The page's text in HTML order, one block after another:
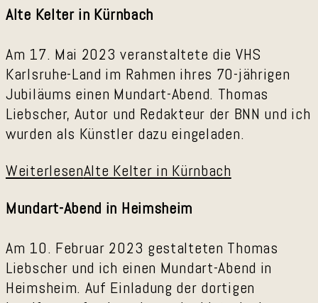
Alte Kelter in Kürnbach
Am 17. Mai 2023 veranstaltete die VHS
Karlsruhe-Land im Rahmen ihres 70-jährigen
Jubiläums einen Mundart-Abend. Thomas
Liebscher, Autor und Redakteur der BNN und ich
wurden als Künstler dazu eingeladen.
WeiterlesenAlte Kelter in Kürnbach
Mundart-Abend in Heimsheim
Am 10. Februar 2023 gestalteten Thomas
Liebscher und ich einen Mundart-Abend in
Heimsheim. Auf Einladung der dortigen